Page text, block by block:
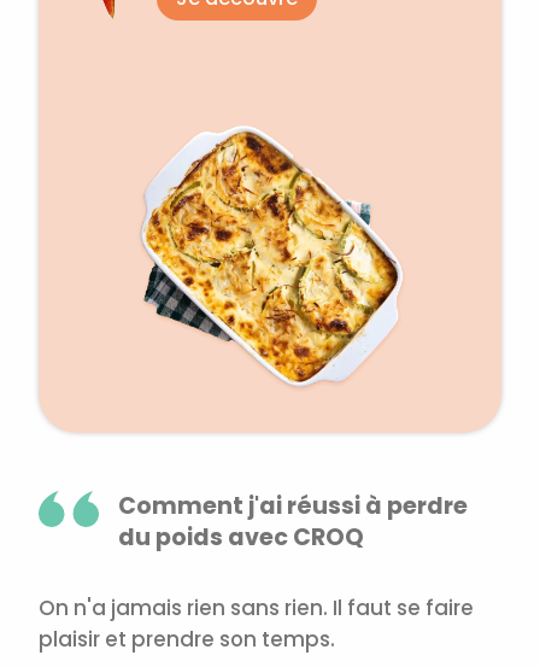
Comment j'ai réussi à perdre
du poids avec CROQ
On n'a jamais rien sans rien. Il faut se faire
plaisir et prendre son temps.